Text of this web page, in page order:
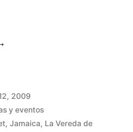
2009
y eventos
, Jamaica, La Vereda de